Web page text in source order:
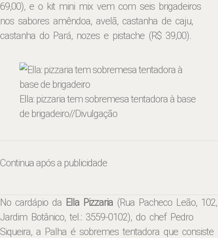
69,00), e o kit mini mix vem com seis brigadeiros
nos sabores amêndoa, avelã, castanha de caju,
castanha do Pará, nozes e pistache (R$ 39,00).
Ella: pizzaria tem sobremesa tentadora à base
de brigadeiro//Divulgação
Continua após a publicidade
No cardápio da Ella Pizzaria (Rua Pacheco Leão, 102,
Jardim Botânico, tel.: 3559-0102), do chef Pedro
Siqueira, a Palha é sobremes tentadora que consiste